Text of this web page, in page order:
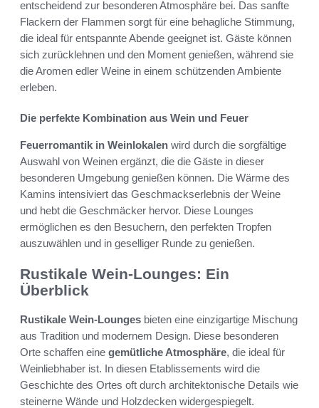
entscheidend zur besonderen Atmosphäre bei. Das sanfte
Flackern der Flammen sorgt für eine behagliche Stimmung,
die ideal für entspannte Abende geeignet ist. Gäste können
sich zurücklehnen und den Moment genießen, während sie
die Aromen edler Weine in einem schützenden Ambiente
erleben.
Die perfekte Kombination aus Wein und Feuer
Feuerromantik in Weinlokalen wird durch die sorgfältige
Auswahl von Weinen ergänzt, die die Gäste in dieser
besonderen Umgebung genießen können. Die Wärme des
Kamins intensiviert das Geschmackserlebnis der Weine
und hebt die Geschmäcker hervor. Diese Lounges
ermöglichen es den Besuchern, den perfekten Tropfen
auszuwählen und in geselliger Runde zu genießen.
Rustikale Wein-Lounges: Ein
Überblick
Rustikale Wein-Lounges bieten eine einzigartige Mischung
aus Tradition und modernem Design. Diese besonderen
Orte schaffen eine gemütliche Atmosphäre, die ideal für
Weinliebhaber ist. In diesen Etablissements wird die
Geschichte des Ortes oft durch architektonische Details wie
steinerne Wände und Holzdecken widergespiegelt.